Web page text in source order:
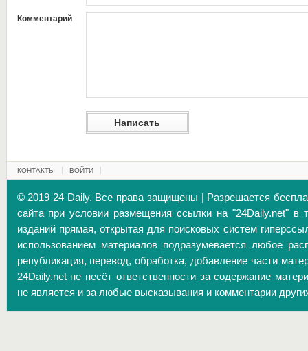
Комментарий
КОНТАКТЫ ВОЙТИ
© 2019 24 Daily. Все права защищены | Разрешается
сайта при условии размещения ссылки на "24Daily.net" в
изданий прямая, открытая для поисковых систем
использованием материалов подразумевается любое
републикация, перевод, обработка, добавление части
24Daily.net не несёт ответственности за содержание
не является и за любые высказывания и комментарии